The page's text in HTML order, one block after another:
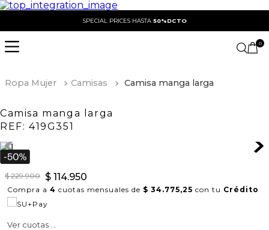
SPECIAL PRICES HASTA 50%DCTO
0
Ropa Mujer Camisas Camisa manga larga
Camisa manga larga
REF: 419G351
$ 229.900 $ 114.950
Compra a 4 cuotas mensuales de $ 34.775,25 con tu Crédito
Ver cuotas ...